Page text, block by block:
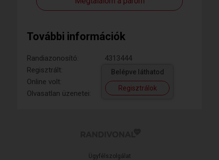
További információk
Randiazonosító:
4313444
Regisztrált:
Online volt:
Olvasatlan üzenetei:
Belépve láthatod
Regisztrálok
Ügyfélszolgálat